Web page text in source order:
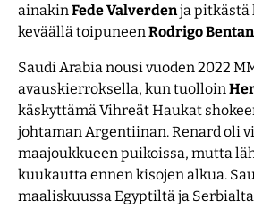
ainakinFede Valverdenja pitkästä
keväällä toipuneenRodrigo
Saudi Arabia nousi vuoden 2022
avauskierroksella, kun tuolloin
käskyttämä Vihreät Haukat
johtaman Argentiinan. Renard oli
maajoukkueen puikoissa, mutta
kuukautta ennen kisojen alkua.
maaliskuussa Egyptiltä ja